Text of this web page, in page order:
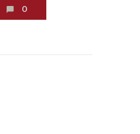
0